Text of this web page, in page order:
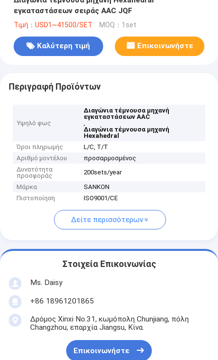
εγκαταστάσεων σειράς AAC JQF
Τιμή：USD1~41500/SET MOQ：1set
Καλύτερη τιμή Επικοινωνήστε
Περιγραφή Προϊόντων
Υψηλό φως
Διαγώνια τέμνουσα μηχανή
εγκαταστάσεων AAC
,
Διαγώνια τέμνουσα μηχανή
Hexahedral
Όροι πληρωμής
L/C, T/T
Αριθμό μοντέλου
προσαρμοσμένος
Δυνατότητα
προσφοράς
200sets/year
Μάρκα
SANKON
Πιστοποίηση
ISO9001/CE
Δείτε περισσότερων
Στοιχεία Επικοινωνίας
Ms. Daisy
+86 18961201865
Δρόμος Xinxi No.31, κωμόπολη Chunjiang, πόλη
Changzhou, επαρχία Jiangsu, Κίνα.
Επικοινωνήστε